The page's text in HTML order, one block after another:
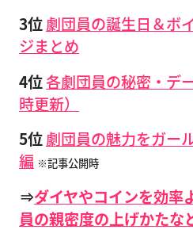
3位劇団員の誕生日＆ボ
ジまとめ
4位各劇団員の秘密・デ
時更新）
5位劇団員の魅力をガー
編 ※記事公開時
⇒ダイヤやコインを効率
員の親密度の上げかたな